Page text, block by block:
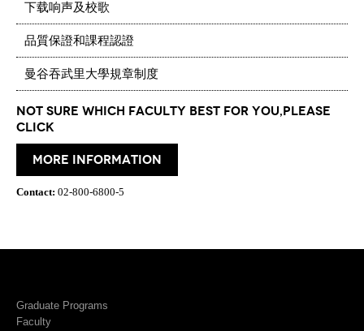
下载响声及校歌
品質保證和課程認證
曼谷吞武里大學規章制度
Not Sure which Faculty best for you,please
click
More information
Contact: 02-800-6800-5
Graduate Programs
Faculty